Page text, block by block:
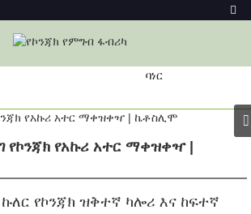
ምርት
የኮንጃክ የአኩሪ አተር ማቀዝቀዣ |
ኩለር የኮንጃክ ዝቅተኛ ካሎሪ እና ከፍተኛ